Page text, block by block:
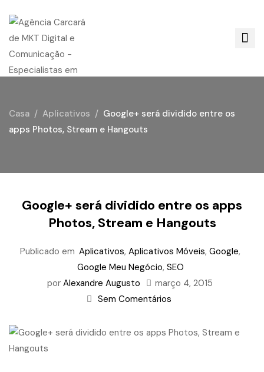
Casa Aplicativos
Google+ será dividido entre os
apps Photos, Stream e Hangouts
Google+ será dividido entre os apps
Photos, Stream e Hangouts
Publicado em Aplicativos, Aplicativos Móveis, Google,
Google Meu Negócio, SEO
por Alexandre Augusto
março 4, 2015
Sem Comentários